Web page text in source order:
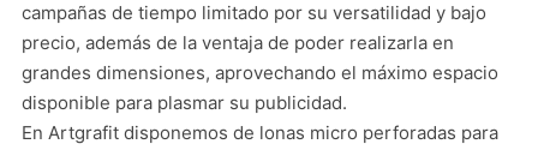
campañas de tiempo limitado por su versatilidad y bajo
precio, además de la ventaja de poder realizarla en
grandes dimensiones, aprovechando el máximo espacio
disponible para plasmar su publicidad.
En Artgrafit disponemos de lonas micro perforadas para